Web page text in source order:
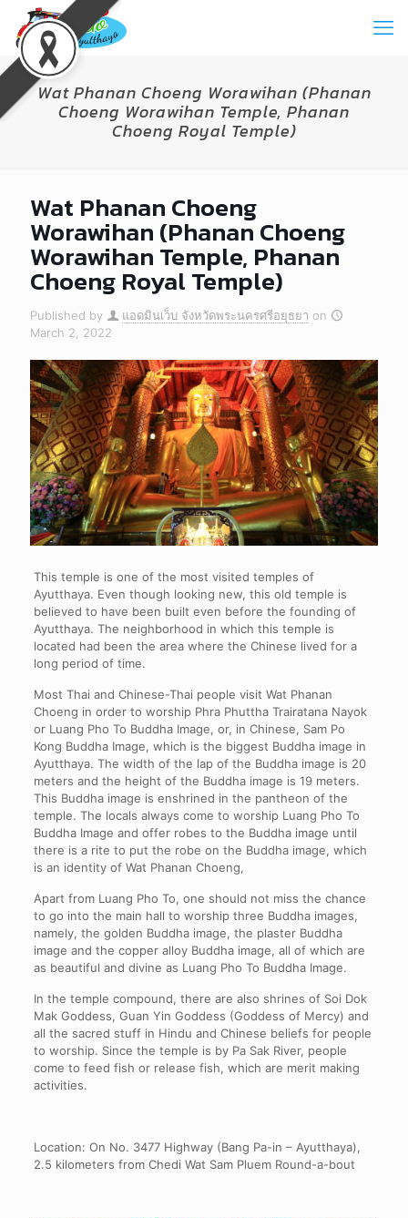
Wat Phanan Choeng Worawihan (Phanan
Choeng Worawihan Temple, Phanan
Choeng Royal Temple)
Wat Phanan Choeng
Worawihan (Phanan Choeng
Worawihan Temple, Phanan
Choeng Royal Temple)
Published by แอดมินเว็บ จังหวัดพระนครศรีอยุธยา on
March 2, 2022
This temple is one of the most visited temples of
Ayutthaya. Even though looking new, this old temple is
believed to have been built even before the founding of
Ayutthaya. The neighborhood in which this temple is
located had been the area where the Chinese lived for a
long period of time.
Most Thai and Chinese-Thai people visit Wat Phanan
Choeng in order to worship Phra Phuttha Trairatana Nayok
or Luang Pho To Buddha Image, or, in Chinese, Sam Po
Kong Buddha Image, which is the biggest Buddha image in
Ayutthaya. The width of the lap of the Buddha image is 20
meters and the height of the Buddha image is 19 meters.
This Buddha image is enshrined in the pantheon of the
temple. The locals always come to worship Luang Pho To
Buddha Image and offer robes to the Buddha image until
there is a rite to put the robe on the Buddha image, which
is an identity of Wat Phanan Choeng,
Apart from Luang Pho To, one should not miss the chance
to go into the main hall to worship three Buddha images,
namely, the golden Buddha image, the plaster Buddha
image and the copper alloy Buddha image, all of which are
as beautiful and divine as Luang Pho To Buddha Image.
In the temple compound, there are also shrines of Soi Dok
Mak Goddess, Guan Yin Goddess (Goddess of Mercy) and
all the sacred stuff in Hindu and Chinese beliefs for people
to worship. Since the temple is by Pa Sak River, people
come to feed fish or release fish, which are merit making
activities.
Location: On No. 3477 Highway (Bang Pa-in – Ayutthaya),
2.5 kilometers from Chedi Wat Sam Pluem Round-a-bout